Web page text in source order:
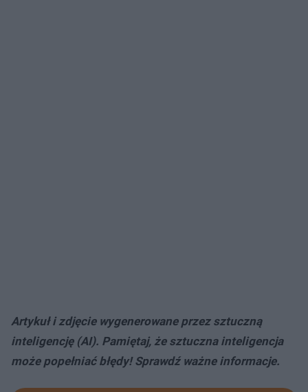
Artykuł i zdjęcie wygenerowane przez sztuczną
inteligencję (AI). Pamiętaj, że sztuczna inteligencja
może popełniać błędy! Sprawdź ważne informacje.